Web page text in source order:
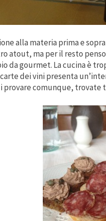
alla materia prima e
atout, ma per il resto
da gourmet. La cucina è
dei vini presenta
provare comunque,